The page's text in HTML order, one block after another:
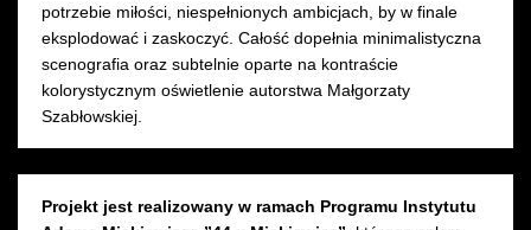
potrzebie miłości, niespełnionych ambicjach, by w finale
eksplodować i zaskoczyć. Całość dopełnia minimalistyczna
scenografia oraz subtelnie oparte na kontraście
kolorystycznym oświetlenie autorstwa Małgorzaty
Szabłowskiej.
Projekt jest realizowany w ramach Programu Instytutu